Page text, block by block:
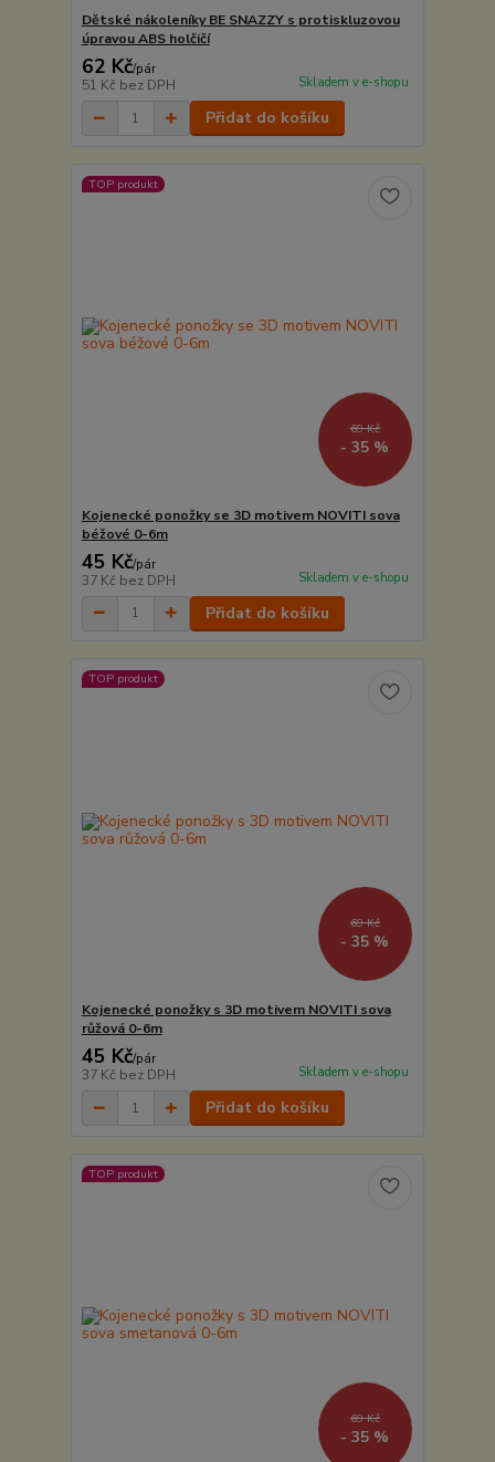
Dětské nákoleníky BE SNAZZY s protiskluzovou
úpravou ABS holčičí
62 Kč/pár
51 Kč bez DPH Skladem v e-shopu
Přidat do košíku
TOP produkt
69 Kč
- 35 %
Kojenecké ponožky se 3D motivem NOVITI sova
béžové 0-6m
45 Kč/pár
37 Kč bez DPH Skladem v e-shopu
Přidat do košíku
TOP produkt
69 Kč
- 35 %
Kojenecké ponožky s 3D motivem NOVITI sova
růžová 0-6m
45 Kč/pár
37 Kč bez DPH Skladem v e-shopu
Přidat do košíku
TOP produkt
69 Kč
- 35 %